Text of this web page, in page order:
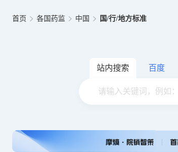
首页 各国药监 中国 国/行/地方标准
站内搜索 百度